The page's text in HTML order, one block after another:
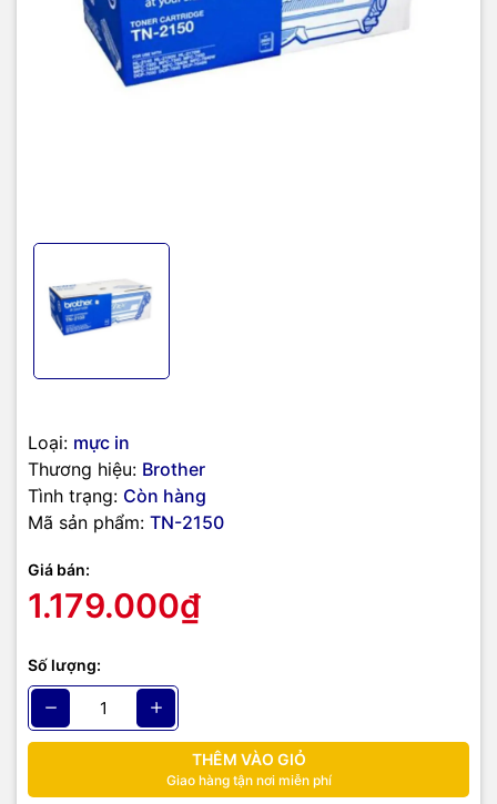
Loại: mực in
Thương hiệu: Brother
Tình trạng: Còn hàng
Mã sản phẩm: TN-2150
Giá bán:
1.179.000₫
Số lượng:
THÊM VÀO GIỎ
Giao hàng tận nơi miễn phí
Máy đa năng DCP:DCP-7030, DCP-7040, DCP-7045N.
Máy đa năng MFC:MFC-7340, MFC-7440N, MFC-7450,
MFC-7840N, MFC-7840W.
Việt Nam. Chúng tôi chuyên cung cấp đa dạng sản phẩm:
Máy tính PC ,Máy chủ - Server
, Tổng đài,Màn hình tương tác
công nghệ khác.TIC.VN